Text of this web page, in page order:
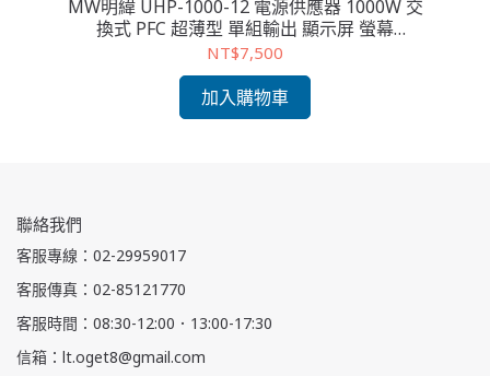
MW明緯 UHP-1000-12 電源供應器 1000W 交
換式 PFC 超薄型 單組輸出 顯示屏 螢幕
12V/80A/960W
NT$7,500
加入購物車
聯絡我們
客服專線：02-29959017
客服傳真：02-85121770
客服時間：08:30-12:00．13:00-17:30
信箱：lt.oget8@gmail.com